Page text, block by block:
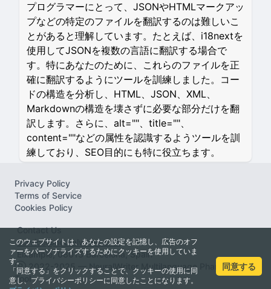
このウェブサイトは、あなたの設定を記憶し、広告のオフ
ァーをパーソナライズするためにクッキーを使用していま
す。
「同意する」をクリックすることで、クッキーの使用に同
意し、プライバシーポリシーに同意したことになります。
同意する
プログラマーにとって、JSONやHTMLマークアッ
プなどの特定のファイルを翻訳するのは難しいこ
とがあると理解しています。たとえば、i18nextを
使用してJSONを複数の言語に翻訳する場合で
す。特にあなたのために、これらのファイルを正
確に翻訳するようにツールを訓練しました。コー
ドの構造を分析し、HTML、JSON、XML、
Markdownの構造を壊さずに必要な部分だけを翻
訳します。さらに、alt=""、title=""、
content=""などの属性を認識するようツールを訓
練しており、SEO目的にも特に役立ちます。
Contact Us
service@neuralwriter.com
Eixample, 08013 Barcelona, Spain
Ⓡ 2022-2025 — NeuralWriter Multilanguage Pharaprasing
Tool
Privacy Policy
Terms of Service
Cookies Policy